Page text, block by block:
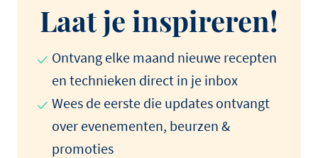
Laat je inspireren!
Ontvang elke maand nieuwe recepten
en technieken direct in je inbox
Wees de eerste die updates ontvangt
over evenementen, beurzen &
promoties